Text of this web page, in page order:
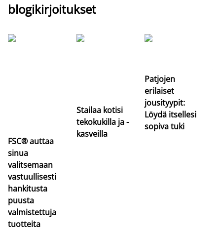
blogikirjoitukset
FSC® auttaa
sinua
valitsemaan
vastuullisesti
hankitusta
puusta
valmistettuja
tuotteita
Stailaa kotisi
tekokukilla ja -
kasveilla
Patjojen
erilaiset
jousityypit:
Löydä itsellesi
sopiva tuki